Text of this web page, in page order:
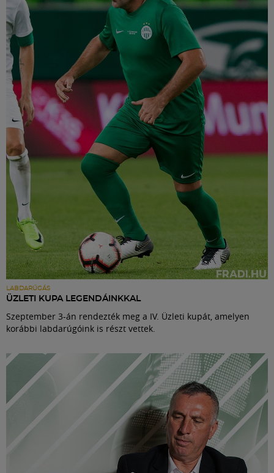
LABDARÚGÁS
ÜZLETI KUPA LEGENDÁINKKAL
Szeptember 3-án rendezték meg a IV. Üzleti kupát, amelyen
korábbi labdarúgóink is részt vettek.